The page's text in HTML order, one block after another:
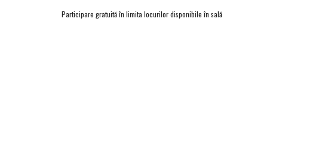
Participare gratuită în limita locurilor disponibile în sală